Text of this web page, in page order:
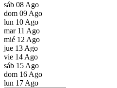
sáb 08 Ago
dom 09 Ago
lun 10 Ago
mar 11 Ago
mié 12 Ago
jue 13 Ago
vie 14 Ago
sáb 15 Ago
dom 16 Ago
lun 17 Ago